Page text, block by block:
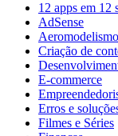
12 apps em 12
AdSense
Aeromodelismo
Criação de
E-commerce
Erros e
Filmes e Séries